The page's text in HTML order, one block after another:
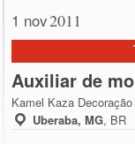
1 nov2011
Auxiliar de
Kamel Kaza
Uberaba, MG, BR